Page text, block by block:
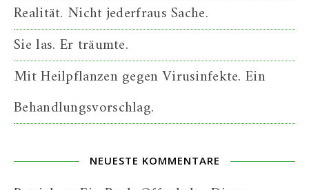
Realität. Nicht jederfraus Sache.
Sie las. Er träumte.
Mit Heilpflanzen gegen Virusinfekte. Ein
Behandlungsvorschlag.
NEUESTE KOMMENTARE